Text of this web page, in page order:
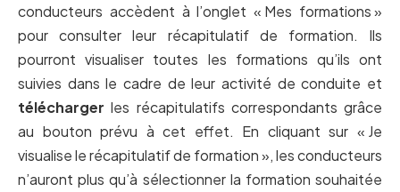
conducteurs accèdent à l’onglet « Mes formations »
pour consulter leur récapitulatif de formation. Ils
pourront visualiser toutes les formations qu’ils ont
suivies dans le cadre de leur activité de conduite et
télécharger les récapitulatifs correspondants grâce
au bouton prévu à cet effet. En cliquant sur « Je
visualise le récapitulatif de formation », les conducteurs
n’auront plus qu’à sélectionner la formation souhaitée